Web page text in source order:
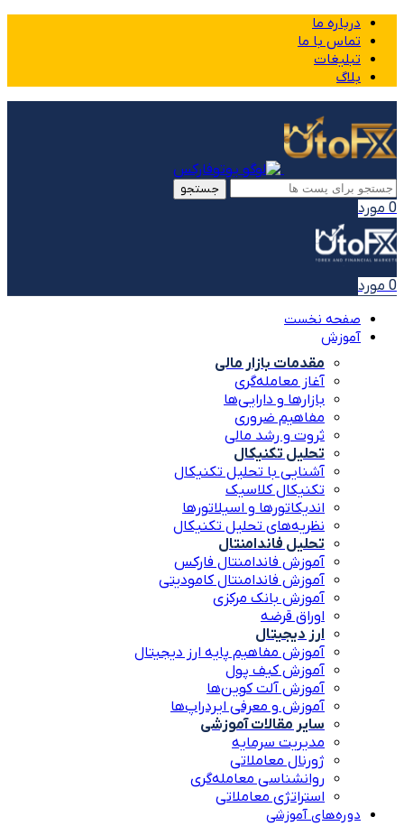
درباره ما
تماس با ما
تبلیغات
بلاگ
جستجو
0 مورد
0 مورد
صفحه نخست
آموزش
مقدمات بازار مالی
آغاز معامله‌گری
بازارها و دارایی‌ها
مفاهیم ضروری
ثروت و رشد مالی
تحلیل تکنیکال
آشنایی با تحلیل تکنیکال
تکنیکال کلاسیک
اندیکاتورها و اسیلاتورها
نظریه‌های تحلیل تکنیکال
تحلیل فاندامنتال
آموزش فاندامنتال فارکس
آموزش فاندامنتال کامودیتی
آموزش بانک مرکزی
اوراق قرضه
ارز دیجیتال
آموزش مفاهیم پایه ارز دیجیتال
آموزش کیف پول
آموزش آلت کوین‌ها
آموزش و معرفی ایردراپ‌ها
سایر مقالات آموزشی
مدیریت سرمایه
ژورنال معاملاتی
روانشناسی معامله‌گری
استراتژی معاملاتی
دوره‌های آموزشی